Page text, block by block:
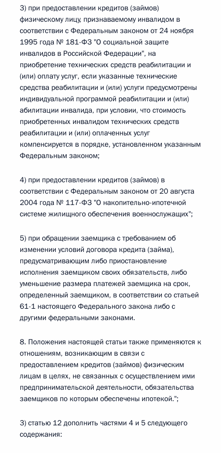
3) при предоставлении кредитов (займов)
физическому лицу, признаваемому инвалидом в
соответствии с Федеральным законом от 24 ноября
1995 года № 181-ФЗ "О социальной защите
инвалидов в Российской Федерации", на
приобретение технических средств реабилитации и
(или) оплату услуг, если указанные технические
средства реабилитации и (или) услуги предусмотрены
индивидуальной программой реабилитации и (или)
абилитации инвалида, при условии, что стоимость
приобретенных инвалидом технических средств
реабилитации и (или) оплаченных услуг
компенсируется в порядке, установленном указанным
Федеральным законом;
4) при предоставлении кредитов (займов) в
соответствии с Федеральным законом от 20 августа
2004 года № 117-ФЗ "О накопительно-ипотечной
системе жилищного обеспечения военнослужащих";
5) при обращении заемщика с требованием об
изменении условий договора кредита (займа),
предусматривающим либо приостановление
исполнения заемщиком своих обязательств, либо
уменьшение размера платежей заемщика на срок,
определенный заемщиком, в соответствии со статьей
61-1 настоящего Федерального закона либо с
другими федеральными законами.
8. Положения настоящей статьи также применяются к
отношениям, возникающим в связи с
предоставлением кредитов (займов) физическим
лицам в целях, не связанных с осуществлением ими
предпринимательской деятельности, обязательства
заемщиков по которым обеспечены ипотекой.";
3) статью 12 дополнить частями 4 и 5 следующего
содержания: